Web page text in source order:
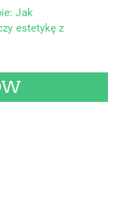
Jak
estetykę z